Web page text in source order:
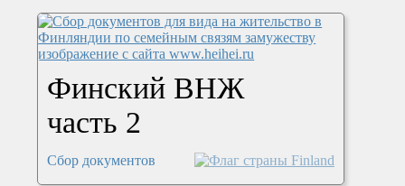
Финский ВНЖ
часть 2
Сбор документов